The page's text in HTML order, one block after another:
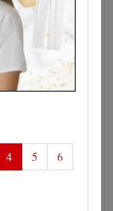
4 5
6